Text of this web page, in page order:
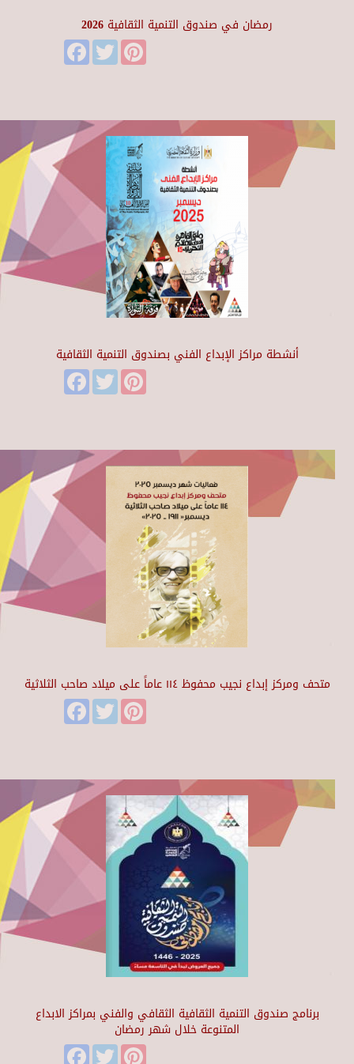
رمضان في صندوق التنمية الثقافية 2026
FacebookTwitter
أنشطة مراكز الإبداع الفني بصندوق التنمية الثقافية
FacebookTwitter
متحف ومركز إبداع نجيب محفوظ ١١٤ عاماً على ميلاد صاحب الثلاثية
FacebookTwitter
برنامج صندوق التنمية الثقافية الثقافي والفني بمراكز الابداع
المتنوعة خلال شهر رمضان
FacebookTwitter